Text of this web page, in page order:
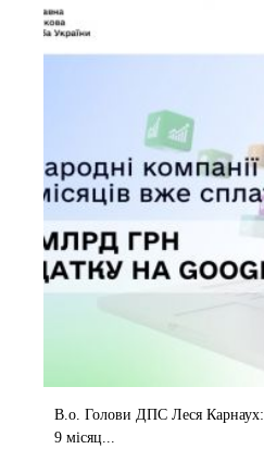
В.о. Голови ДПС Леся Карнаух:
9 місяц...